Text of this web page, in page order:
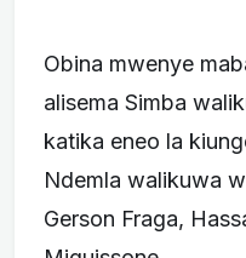
Obina mwenye
alisema Simba
katika eneo la
Ndemla walikuwa
Gerson Fraga,